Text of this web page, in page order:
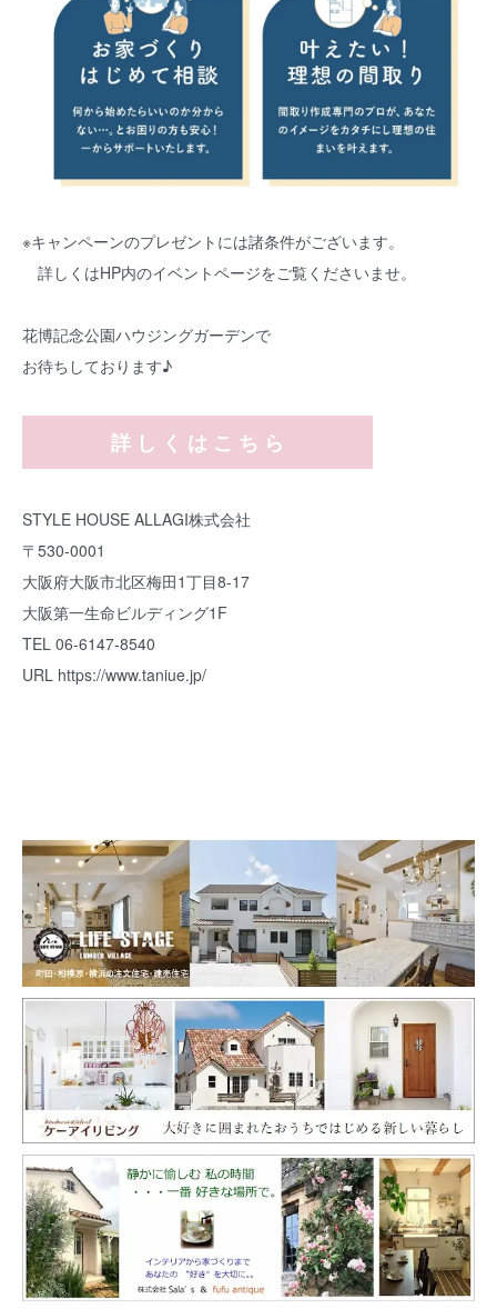
※キャンペーンのプレゼントには諸条件がございます。
詳しくはHP内のイベントページをご覧くださいませ。
花博記念公園ハウジングガーデンで
お待ちしております♪
詳 し く は こ ち ら
STYLE HOUSE ALLAGI株式会社
〒530-0001
大阪府大阪市北区梅田1丁目8-17
大阪第一生命ビルディング1F
TEL 06-6147-8540
URL https://www.taniue.jp/